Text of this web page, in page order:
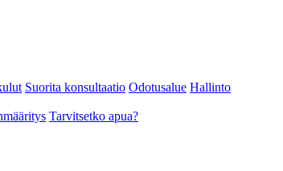
Suorita konsultaatio Odotusalue Hallinto
Tarvitsetko apua?